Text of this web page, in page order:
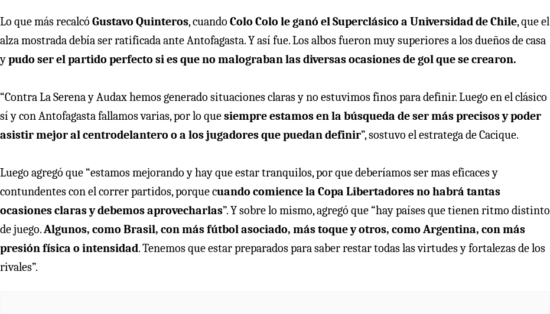
Lo que más recalcó Gustavo Quinteros, cuando Colo Colo le ganó el Superclásico a Universidad de Chile, que el
alza mostrada debía ser ratificada ante Antofagasta. Y así fue. Los albos fueron muy superiores a los dueños de casa
ypudo ser el partido perfecto si es que no malograban las diversas ocasiones de gol que se crearon.
“Contra La Serena y Audax hemos generado situaciones claras y no estuvimos finos para definir. Luego en el clásico
sí y con Antofagasta fallamos varias, por lo quesiempre estamos en la búsqueda de ser más precisos y poder
asistir mejor al centrodelantero o a los jugadores que puedan definir”, sostuvo el estratega de Cacique.
Luego agregó que “estamos mejorando y hay que estar tranquilos, por que deberíamos ser mas eficaces y
contundentes con el correr partidos, porque cuando comience la Copa Libertadores no habrá tantas
ocasiones claras y debemos aprovecharlas”. Y sobre lo mismo, agregó que “hay países que tienen ritmo distinto
de juego.Algunos, como Brasil, con más fútbol asociado, más toque y otros, como Argentina, con más
presión física o intensidad. Tenemos que estar preparados para saber restar todas las virtudes y fortalezas de los
rivales”.